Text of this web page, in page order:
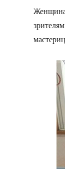
Женщина